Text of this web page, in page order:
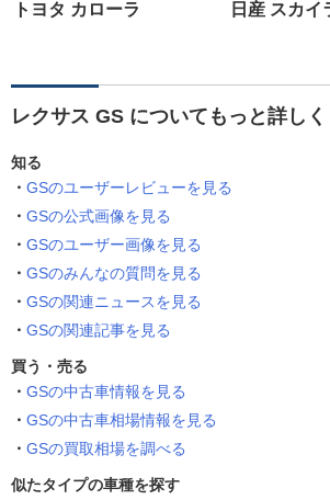
トヨタ カローラ 日産 スカイ
レクサス GS についてもっと詳しく
知る
GSのユーザーレビューを見る
GSの公式画像を見る
GSのユーザー画像を見る
GSのみんなの質問を見る
GSの関連ニュースを見る
GSの関連記事を見る
買う・売る
GSの中古車情報を見る
GSの中古車相場情報を見る
GSの買取相場を調べる
似たタイプの車種を探す